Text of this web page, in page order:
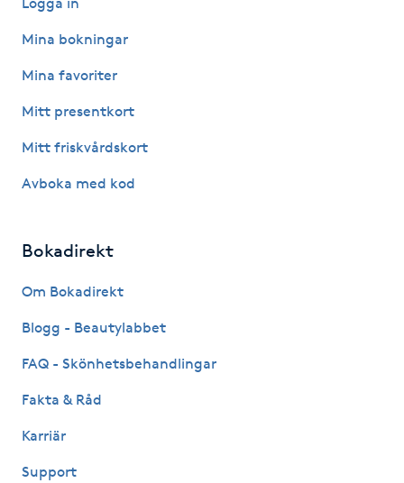
Hypnos
Hårborttagning
Hårförlängning
Hälsa
Hälsprickor
Idrottsmassage
Mina bokningar
Mina favoriter
Mitt presentkort
Mitt friskvårdskort
Avboka med kod
Bokadirekt
Om Bokadirekt
Blogg - Beautylabbet
FAQ - Skönhetsbehandlingar
Fakta & Råd
Karriär
Support